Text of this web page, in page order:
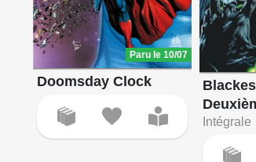
Paru le 10/07
Doomsday Clock
Intégrale